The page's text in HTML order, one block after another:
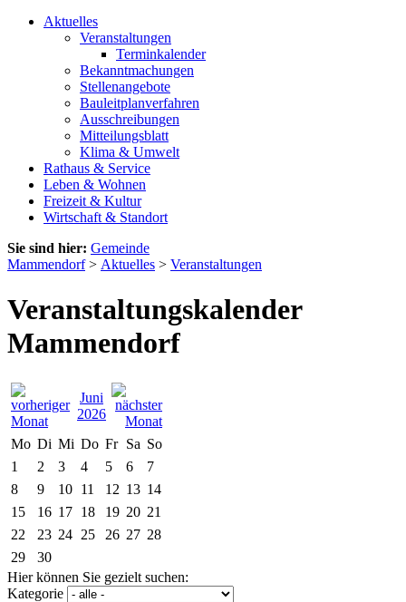
Aktuelles
Veranstaltungen
Terminkalender
Bekanntmachungen
Stellenangebote
Bauleitplanverfahren
Ausschreibungen
Mitteilungsblatt
Klima & Umwelt
Rathaus & Service
Leben & Wohnen
Freizeit & Kultur
Wirtschaft & Standort
Sie sind hier: Gemeinde
Mammendorf> Aktuelles > Veranstaltungen
Veranstaltungskalender
Mammendorf
Juni
2026
Mo Di Mi Do Fr Sa So
1
2 3 4 5 6
7
8
9 10 11 12 13 14
15
16 17 18 19 20 21
22
23 24 25 26 27 28
29
30
Hier können Sie gezielt suchen:
Kategorie